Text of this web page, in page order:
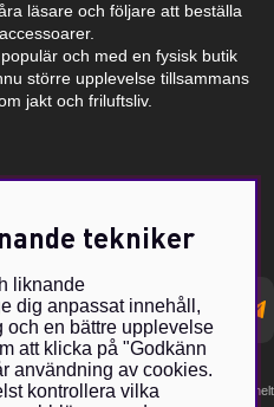
läsare och följare att beställa
och med en fysisk butik
större upplevelse tillsammans
jakt och friluftsliv.
till din e-post!*
samarbetspartners. Din prenumeration är helt
tekniker
liknande
dig anpassat innehåll,
och en bättre upplevelse
att klicka på "Godkänn
användning av cookies.
kontrollera vilka